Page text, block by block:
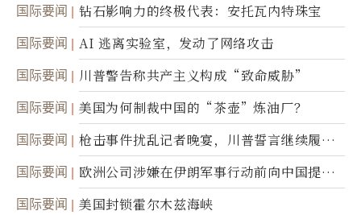
国际要闻 钻石影响力的终极代表：安托瓦内特珠宝
国际要闻 AI 逃离实验室，发动了网络攻击
国际要闻 川普警告称共产主义构成“致命威胁”
国际要闻 美国为何制裁中国的“茶壶”炼油厂？
国际要闻
枪击事件扰乱记者晚宴，川普誓言继续履行
职责
国际要闻
欧洲公司涉嫌在伊朗军事行动前向中国提供
美军基地的卫星图像
国际要闻 美国封锁霍尔木兹海峡